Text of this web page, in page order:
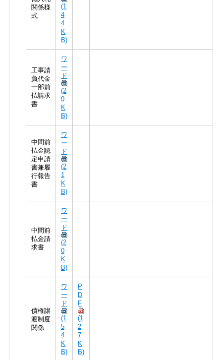
関係様
式
(1
4
4
K
B)
工事請
負代金
一部前
払請求
書
ワ
ー
ド
(2
0
K
B)
中間前
払金認
定申請
書兼履
行報告
書
ワ
ー
ド
(2
1
K
B)
中間前
払金請
求書
ワ
ー
ド
(2
0
K
B)
債権譲
渡制度
関係
ワ
ー
ド
(1
5
4
K
B)
P
D
F
(1
2
7
K
B)